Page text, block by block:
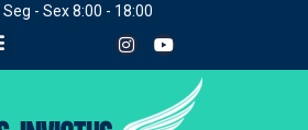
Seg - Sex 8:00 - 18:00